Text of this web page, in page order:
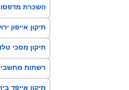
בירושלים
השכרת
בירושלים
תיקון אייפון
תיקון מסכי
רשתות
תיקון אייפד